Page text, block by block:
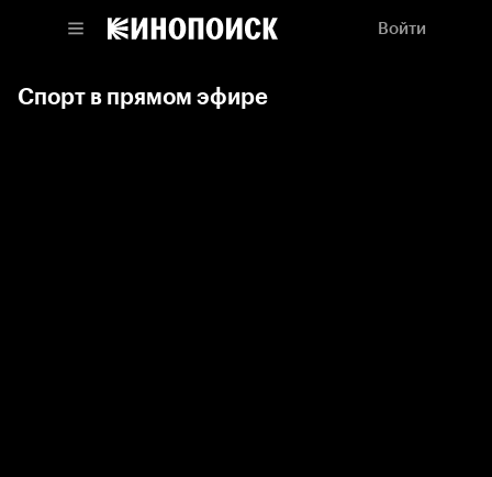
Войти
Спорт в прямом эфире